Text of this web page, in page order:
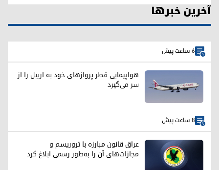
آخرین خبرها
6 ساعت پیش
هواپیمایی قطر پروازهای خود به اربیل را از
سر می‌گیرد
8 ساعت پیش
عراق قانون مبارزه با تروریسم و
مجازات‌های آن را به‌طور رسمی ابلاغ کرد